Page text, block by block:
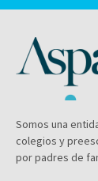
Somos una
colegios y
por padres de